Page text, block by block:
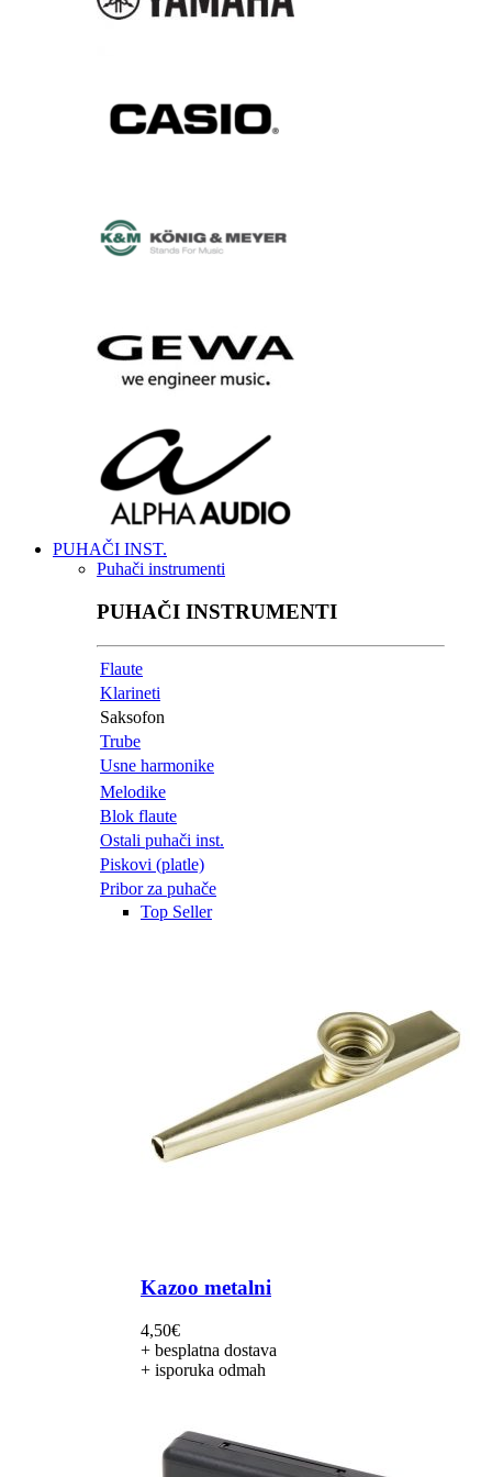
PUHAČI INST.
Puhači instrumenti
PUHAČI INSTRUMENTI
Flaute
Klarineti
Saksofon
Trube
Usne harmonike
Melodike
Blok flaute
Ostali puhači inst.
Piskovi (platle)
Pribor za puhače
Top Seller
Kazoo metalni
4,50€
+ besplatna dostava
+ isporuka odmah